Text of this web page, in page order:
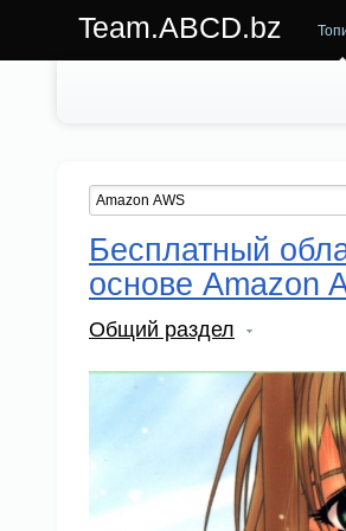
Team.ABCD.bz
Бесплатный
основе Amazon
Общий раздел